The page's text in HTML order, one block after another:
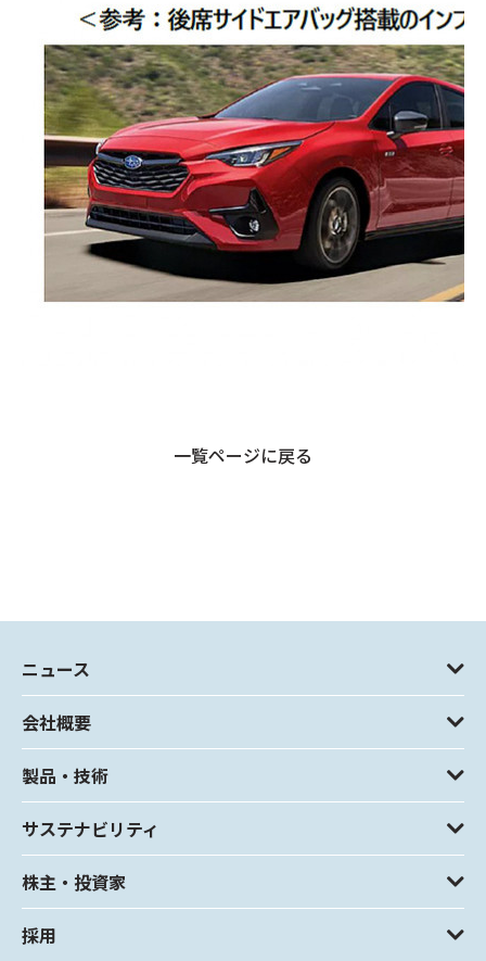
一覧ページに戻る
ニュース
会社概要
製品・技術
サステナビリティ
株主・投資家
採用